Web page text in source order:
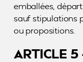
emballées, départ
sauf stipulations
ou propositions.
ARTICLE 5